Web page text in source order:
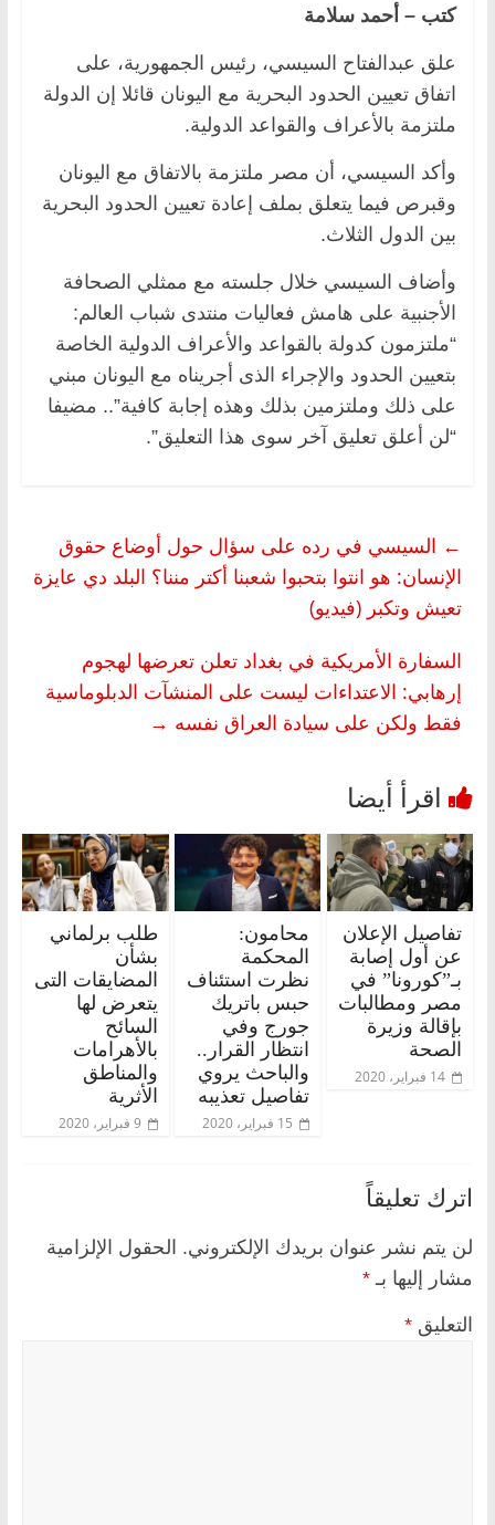
كتب – أحمد سلامة
علق عبدالفتاح السيسي، رئيس الجمهورية، على
اتفاق تعيين الحدود البحرية مع اليونان قائلا إن الدولة
ملتزمة بالأعراف والقواعد الدولية.
وأكد السيسي، أن مصر ملتزمة بالاتفاق مع اليونان
وقبرص فيما يتعلق بملف إعادة تعيين الحدود البحرية
بين الدول الثلاث.
وأضاف السيسي خلال جلسته مع ممثلي الصحافة
الأجنبية على هامش فعاليات منتدى شباب العالم:
“ملتزمون كدولة بالقواعد والأعراف الدولية الخاصة
بتعيين الحدود والإجراء الذى أجريناه مع اليونان مبني
على ذلك وملتزمين بذلك وهذه إجابة كافية”.. مضيفا
“لن أعلق تعليق آخر سوى هذا التعليق”.
← السيسي في رده على سؤال حول أوضاع حقوق
الإنسان: هو انتوا بتحبوا شعبنا أكتر مننا؟ البلد دي عايزة
تعيش وتكبر (فيديو)
السفارة الأمريكية في بغداد تعلن تعرضها لهجوم
إرهابي: الاعتداءات ليست على المنشآت الدبلوماسية
فقط ولكن على سيادة العراق نفسه →
تفاصيل الإعلان
عن أول إصابة
بـ”كورونا” في
مصر ومطالبات
بإقالة وزيرة
الصحة
14 فبراير، 2020
محامون:
المحكمة
نظرت استئناف
حبس باتريك
جورج وفي
انتظار القرار..
والباحث يروي
تفاصيل تعذيبه
15 فبراير، 2020
طلب برلماني
بشأن
المضايقات التى
يتعرض لها
السائح
بالأهرامات
والمناطق
الأثرية
9 فبراير، 2020
اترك تعليقاً
لن يتم نشر عنوان بريدك الإلكتروني. الحقول الإلزامية
مشار إليها بـ *
التعليق *